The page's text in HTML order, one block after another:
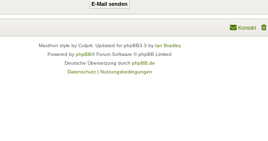
Kontakt
Maxthon style by Culprit. Updated for phpBB3.3 by Ian Bradley
Powered by phpBB® Forum Software © phpBB Limited
Deutsche Übersetzung durch phpBB.de
Datenschutz| Nutzungsbedingungen